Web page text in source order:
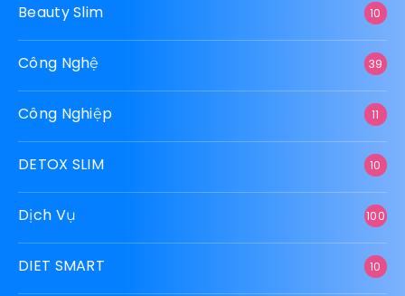
Beauty Slim 10
Công Nghệ 39
Công Nghiệp 11
DETOX SLIM 10
Dịch Vụ 100
DIET SMART 10